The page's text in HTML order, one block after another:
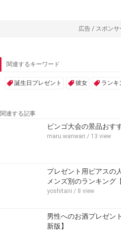
広告 / スポンサ
関連するキーワード
誕生日プレゼント 彼女 ランキ
関連する記事
ビンゴ大会の景品おす
maru.wanwan / 13 view
プレゼント用ピアスの
メンズ別のランキング
yoshitani / 8 view
男性へのお酒プレゼン
新版】